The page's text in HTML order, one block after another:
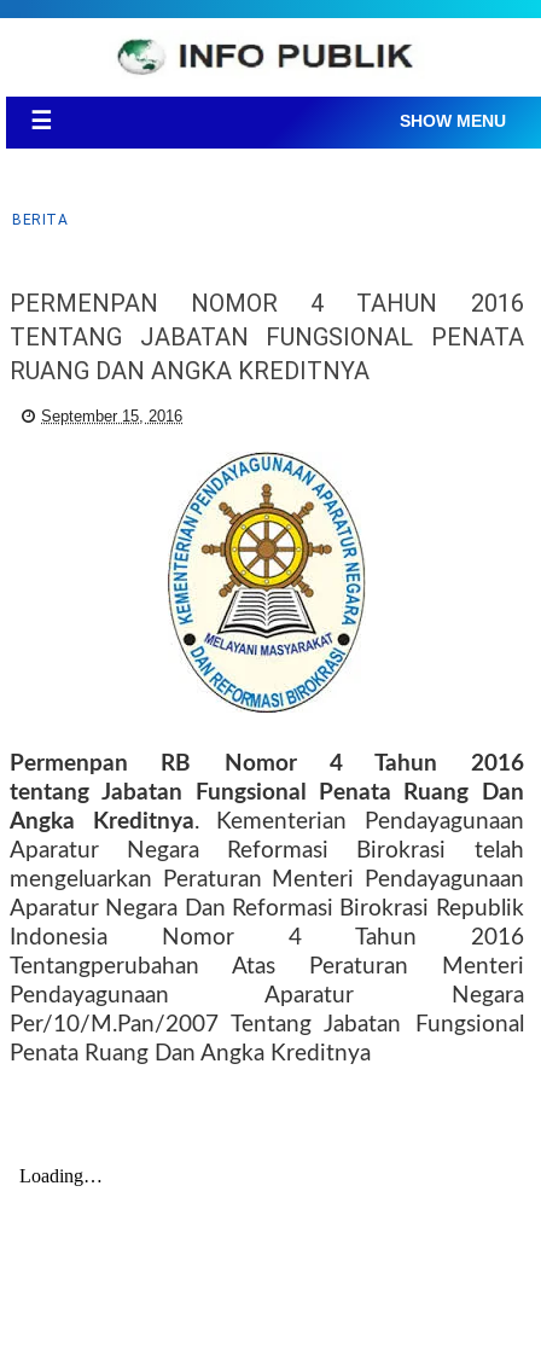
☰ SHOW MENU
BERITA
PERMENPAN NOMOR 4 TAHUN 2016
TENTANG JABATAN FUNGSIONAL PENATA
RUANG DAN ANGKA KREDITNYA
September 15, 2016
Permenpan RB Nomor 4 Tahun 2016
tentangJabatan Fungsional Penata Ruang Dan
Angka Kreditnya.
Kementerian Pendayagunaan
Aparatur Negara Reformasi Birokrasi telah
mengeluarkan Peraturan Menteri Pendayagunaan
Aparatur Negara Dan Reformasi Birokrasi Republik
Indonesia Nomor 4 Tahun 2016
Tentangperubahan Atas Peraturan Menteri
Pendayagunaan Aparatur Negara
Per/10/M.Pan/2007 Tentang Jabatan Fungsional
Penata Ruang Dan Angka Kreditnya